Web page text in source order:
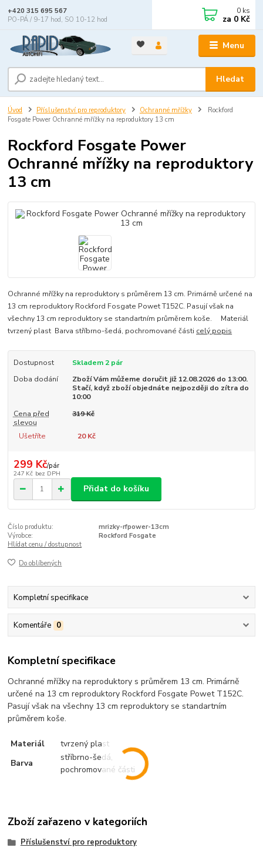
Menu
Hledat
+420 315 695 567
PO-PÁ / 9-17 hod, SO 10-12 hod
0 ks
za 0 Kč
Úvod Příslušenství pro reproduktory Ochranné mřížky
Rockford
Fosgate Power Ochranné mřížky na reproduktory 13 cm
Rockford Fosgate Power
Ochranné mřížky na reproduktory
13 cm
Ochranné mřížky na reproduktory s průměrem 13 cm. Primárně určené na
13 cm reproduktory Rockford Fosgate Powet T152C. Pasují však na
všechny 13 cm reproduktory se standartním průměrem koše. Materiál
tvrzený plast Barva stříbrno-šedá, pochromované části celý popis
Dostupnost
Skladem 2 pár
Doba dodání
Zboží Vám můžeme doručit již 12.08.2026 do 13:00.
Stačí, když zboží objednáte nejpozději do zítra do
10:00
Cena před
slevou
319 Kč
Ušetříte 20 Kč
299 Kč/pár
247 Kč bez DPH
Přidat do košíku
Číslo produktu:
mrizky-rfpower-13cm
Výrobce:
Rockford Fosgate
Hlídat cenu / dostupnost
Do oblíbených
Kompletní specifikace
Komentáře 0
Kompletní specifikace
Ochranné mřížky na reproduktory s průměrem 13 cm. Primárně
určené na 13 cm reproduktory Rockford Fosgate Powet T152C.
Pasují však na všechny 13 cm reproduktory se standartním
průměrem koše.
Materiál
tvrzený plast
Barva
stříbrno-šedá,
pochromované části
Zboží zařazeno v kategoriích
Příslušenství pro reproduktory